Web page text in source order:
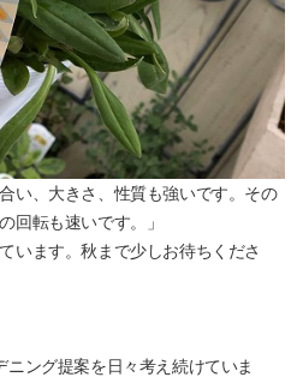
い、大きさ、性質も強いです。その
回転も速いです。」
います。秋まで少しお待ちくださ
ング提案を日々考え続けていま